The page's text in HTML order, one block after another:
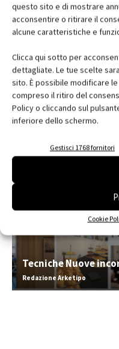
questo sito e di mostrare
acconsentire o ritirare il
alcune caratteristiche e
Clicca qui sotto per
dettagliate. Le tue scelte
sito. È possibile modificare
compreso il ritiro del
Policy o cliccando sul
inferiore dello schermo.
Gestisci 1768 fornitori
Cookie
EVENTI
Tecniche Nuove
Redazione Arketipo